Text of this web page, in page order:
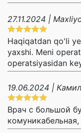
27.11.2024 |
Haqiqatdan qo'li
yaxshi. Meni
operatsiyasidan
19.06.2024 |
Врач с большой